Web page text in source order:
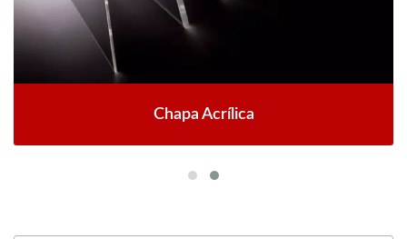
Chapa Acrílica